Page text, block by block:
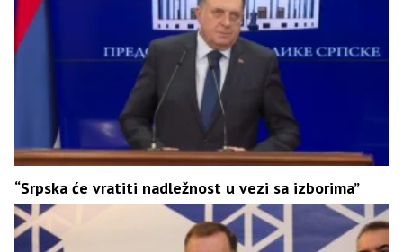
“Srpska će vratiti nadležnost u vezi sa izborima”